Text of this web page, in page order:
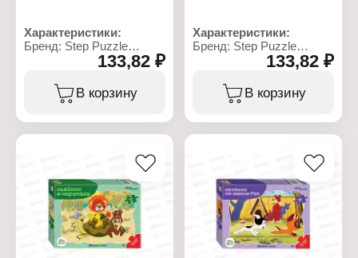
Характеристики:
Бренд: Step Puzzle
Артикул: 65006
Вариация: контурный
Модель: "Маша и
Размер элемента: 6х6 см
пазла: 27х18 см
Количество элементов:
15 элементов
Упаковка: в коробке
Материал: картон
Рекомендуемый возраст:
133,82 ₽
В корзину
Характеристики:
Бренд: Step Puzzle
Артикул: 65014
Вариация: контурный
Модель: "Чебурашка"
Количество элементов:
15 элементов
Упаковка: в коробке
Материал: картон
Рекомендуемый возраст:
от 2 лет
133,82 ₽
В корзину